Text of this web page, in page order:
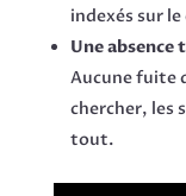
indexés sur
Une
Aucune fuite
chercher, les
tout.